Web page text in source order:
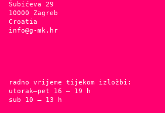
Šubićeva 29
10000 Zagreb
Croatia
info@g-mk.hr
radno vrijeme tijekom izložbi:
utorak–pet 16 – 19 h
sub 10 – 13 h